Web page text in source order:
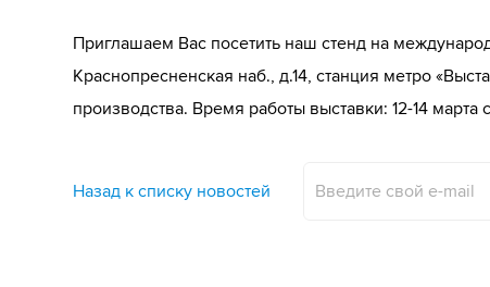
Приглашаем Вас посетить наш стенд на
Краснопресненская наб., д.14, станция метро
производства. Время работы выставки: 12-14 марта
Назад к списку новостей